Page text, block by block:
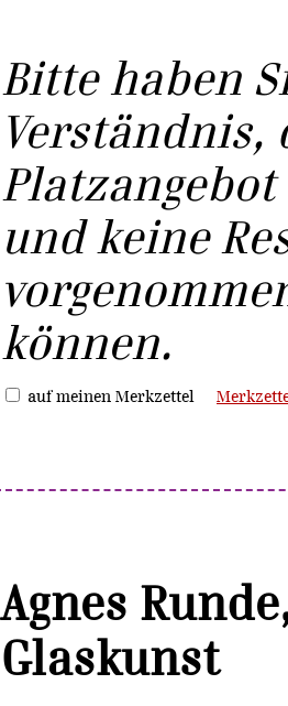
Bitte haben
Verständnis,
und keine
können.
auf meinen Merkzettel
Agnes
Glaskunst